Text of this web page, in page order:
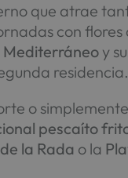
que atrae
con flores
Mediterráneo y su
residencia.
o
pescaíto
la Rada o la